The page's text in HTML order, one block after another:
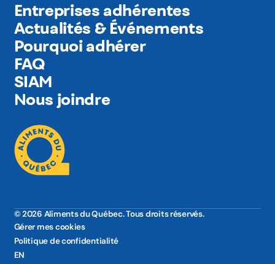
Entreprises adhérentes
Actualités & Événements
Pourquoi adhérer
FAQ
SIAM
Nous joindre
© 2026 Aliments du Québec. Tous droits réservés.
Gérer mes cookies
Politique de confidentialité
EN